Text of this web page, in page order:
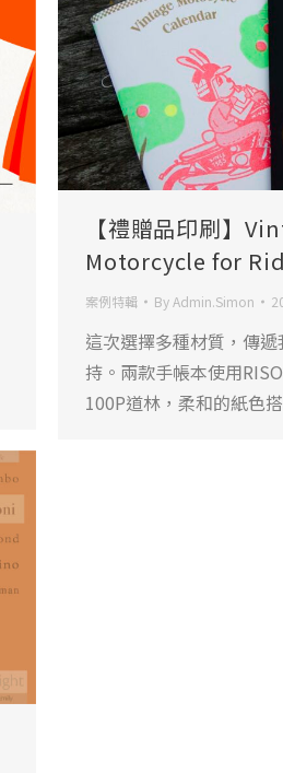
【禮贈品印刷】
Motorcycle for
案例特輯 ByAdmin.Simon
這次選擇多種材質，傳
持。兩款手帳本使用
100P道林，柔和的紙色